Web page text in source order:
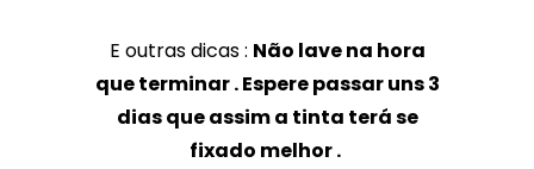
E outras dicas : Não lave na hora
que terminar . Espere passar uns 3
dias que assim a tinta terá se
fixado melhor .